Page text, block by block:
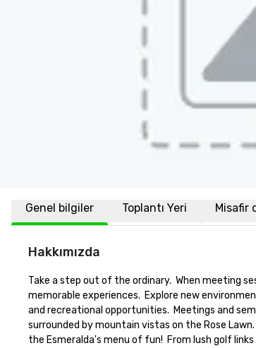
Genel bilgiler Toplantı Yeri Misafir
Hakkımızda
Take a step out of the ordinary.  When meeting
memorable experiences.  Explore new
and recreational opportunities.  Meetings and
surrounded by mountain vistas on the Rose
the Esmeralda's menu of fun!  From lush golf